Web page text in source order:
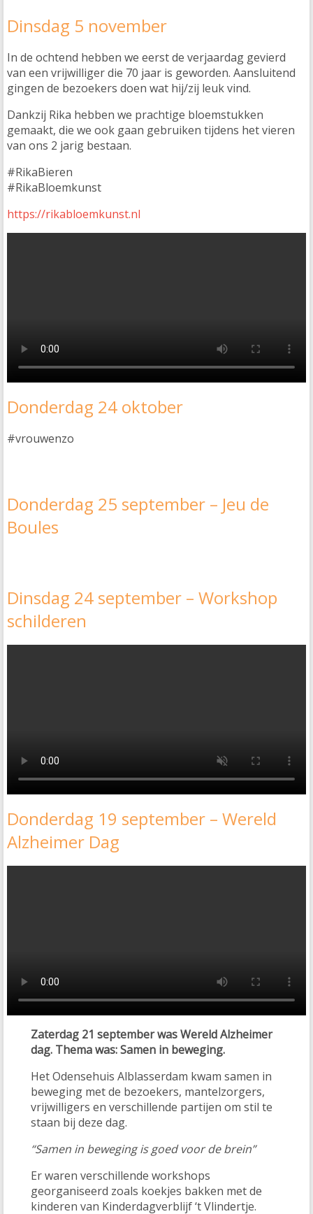
Dinsdag 5 november
In de ochtend hebben we eerst de verjaardag gevierd
van een vrijwilliger die 70 jaar is geworden. Aansluitend
gingen de bezoekers doen wat hij/zij leuk vind.
Dankzij Rika hebben we prachtige bloemstukken
gemaakt, die we ook gaan gebruiken tijdens het vieren
van ons 2 jarig bestaan.
#RikaBieren
#RikaBloemkunst
https://rikabloemkunst.nl
Donderdag 24 oktober
#vrouwenzo
Donderdag 25 september – Jeu de
Boules
Dinsdag 24 september – Workshop
schilderen
Donderdag 19 september – Wereld
Alzheimer Dag
Zaterdag 21 september was Wereld Alzheimer
dag. Thema was: Samen in beweging.
Het Odensehuis Alblasserdam kwam samen in
beweging met de bezoekers, mantelzorgers,
vrijwilligers en verschillende partijen om stil te
staan bij deze dag.
“Samen in beweging is goed voor de brein”
Er waren verschillende workshops
georganiseerd zoals koekjes bakken met de
kinderen van Kinderdagverblijf ‘t Vlindertje.